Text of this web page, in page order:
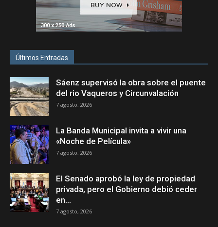
Últimos Entradas
Sáenz supervisó la obra sobre el puente
del rio Vaqueros y Circunvalación
7 agosto, 2026
La Banda Municipal invita a vivir una
«Noche de Película»
7 agosto, 2026
El Senado aprobó la ley de propiedad
privada, pero el Gobierno debió ceder
en...
7 agosto, 2026